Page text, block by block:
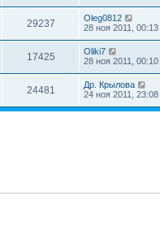
29237
Oleg0812
28 ноя 2011, 00:13
17425
Oliki7
28 ноя 2011, 00:10
24481
Др. Крылова
24 ноя 2011, 23:08